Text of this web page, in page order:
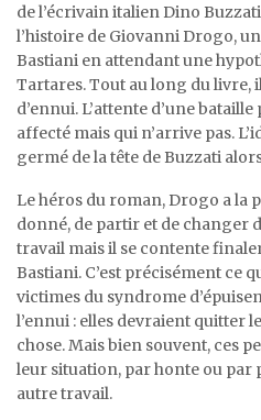
de l’écrivain italien Dino
l’histoire de Giovanni Drogo,
Bastiani en attendant une
Tartares. Tout au long du livre,
d’ennui. L’attente d’une
affecté mais qui n’arrive pas.
germé de la tête de Buzzati
Le héros du roman, Drogo a la
donné, de partir et de changer
travail mais il se contente
Bastiani. C’est précisément ce
victimes du syndrome
l’ennui : elles devraient quitter
chose. Mais bien souvent, ces
leur situation, par honte ou par
autre travail.